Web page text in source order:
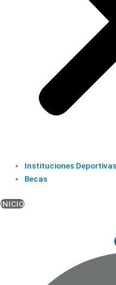
Instituciones Deportivas
Becas
INICIO